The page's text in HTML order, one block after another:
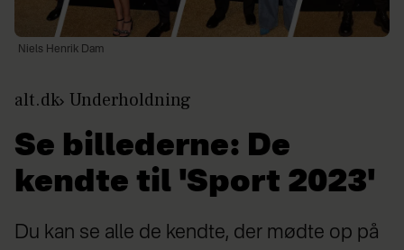
Niels Henrik Dam
alt.dk Underholdning
Se billederne: De
kendte til 'Sport 2023'
Du kan se alle de kendte, der mødte op på